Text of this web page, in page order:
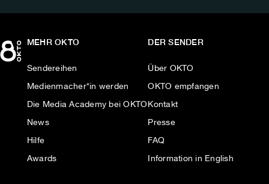
MEHR OKTO
Sendereihen
Medienmacher*in werden
Die Media Academy bei OKTO
News
Hilfe
Awards
DER SENDER
Über OKTO
OKTO empfangen
Kontakt
Presse
FAQ
Information in English